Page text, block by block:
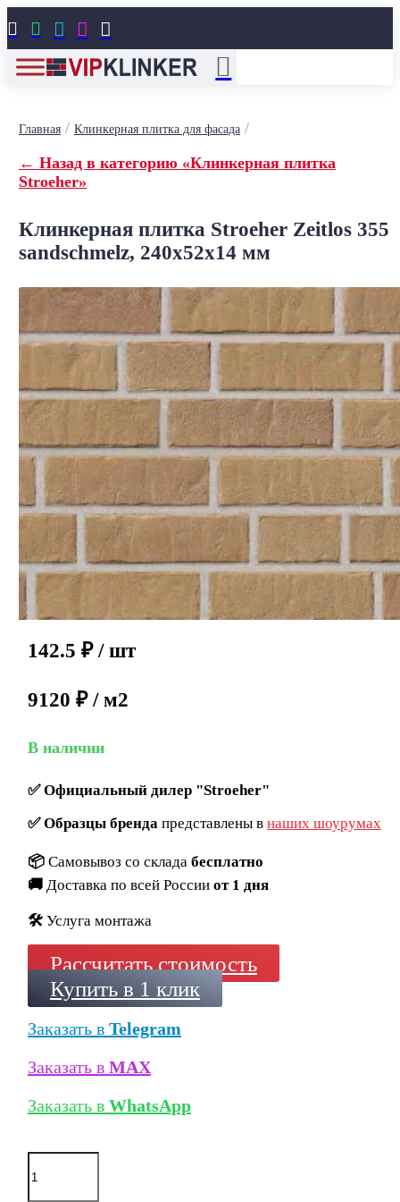
    
Главная/ Клинкерная плитка для фасада/
← Назад в категорию «Клинкерная плитка
Stroeher»
Клинкерная плитка Stroeher Zeitlos 355
sandschmelz, 240x52x14 мм
142.5 ₽ / шт
9120 ₽ / м2
В наличии
✅Официальный дилер "Stroeher"
✅Образцы брендапредставлены в наших шоурумах
📦 Самовывоз со склада бесплатно
🚚 Доставка по всей России от 1 дня
🛠️ Услуга монтажа
Рассчитать стоимость
Купить в 1 клик
Заказать в Telegram
Заказать в MAX
Заказать в WhatsApp
Количество
товара